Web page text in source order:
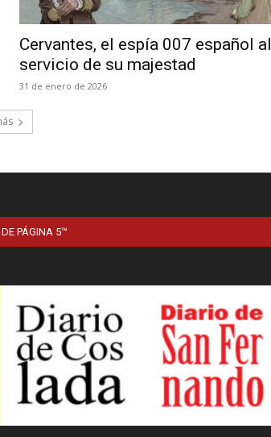
Cervantes, el espía 007 español al
servicio de su majestad
31 de enero de 2026
PÁGINA 5™